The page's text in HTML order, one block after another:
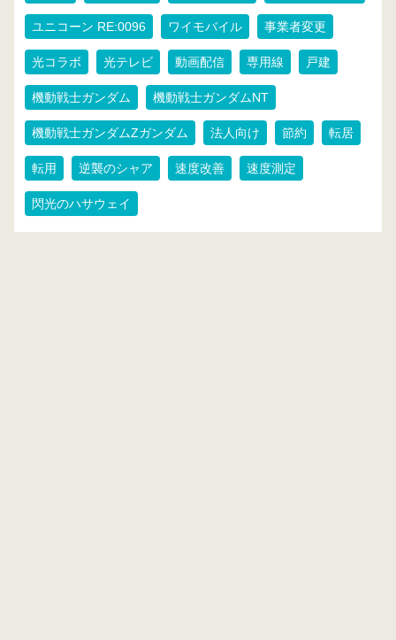
ユニコーン RE:0096 ワイモバイル 事業者変更
光コラボ 光テレビ 動画配信 専用線 戸建
機動戦士ガンダム 機動戦士ガンダムNT
機動戦士ガンダムZガンダム 法人向け 節約 転居
転用 逆襲のシャア 速度改善 速度測定
閃光のハサウェイ